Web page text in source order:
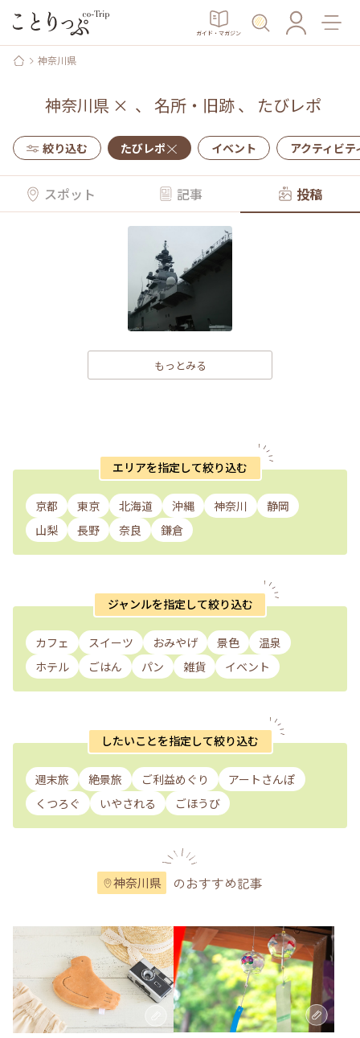
ガイド・マガジン
神奈川県
神奈川県 × 、 名所・旧跡、 たびレポ
絞り込む たびレポ イベント アクティビテ
スポット 記事 投稿
もっとみる
エリアを指定して絞り込む
京都 東京 北海道 沖縄 神奈川
静岡
山梨
長野 奈良 鎌倉
ジャンルを指定して絞り込む
カフェ スイーツ おみやげ 景色
温泉
ホテル
ごはん パン 雑貨 イベント
したいことを指定して絞り込む
週末旅 絶景旅 ご利益めぐり
アートさんぽ
くつろぐ
いやされる ごほうび
神奈川県 のおすすめ記事